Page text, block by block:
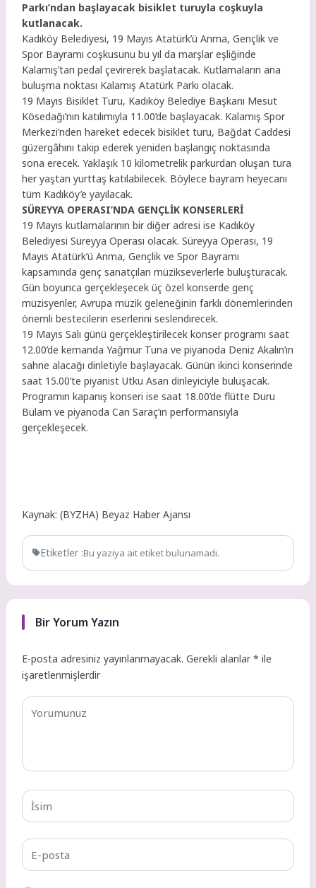
Parkı’ndan başlayacak bisiklet turuyla coşkuyla
kutlanacak.
Kadıköy Belediyesi, 19 Mayıs Atatürk’ü Anma, Gençlik ve
Spor Bayramı coşkusunu bu yıl da marşlar eşliğinde
Kalamış’tan pedal çevirerek başlatacak. Kutlamaların ana
buluşma noktası Kalamış Atatürk Parkı olacak.
19 Mayıs Bisiklet Turu, Kadıköy Belediye Başkanı Mesut
Kösedağı’nın katılımıyla 11.00’de başlayacak. Kalamış Spor
Merkezi’nden hareket edecek bisiklet turu, Bağdat Caddesi
güzergâhını takip ederek yeniden başlangıç noktasında
sona erecek. Yaklaşık 10 kilometrelik parkurdan oluşan tura
her yaştan yurttaş katılabilecek. Böylece bayram heyecanı
tüm Kadıköy’e yayılacak.
SÜREYYA OPERASI’NDA GENÇLİK KONSERLERİ
19 Mayıs kutlamalarının bir diğer adresi ise Kadıköy
Belediyesi Süreyya Operası olacak. Süreyya Operası, 19
Mayıs Atatürk’ü Anma, Gençlik ve Spor Bayramı
kapsamında genç sanatçıları müzikseverlerle buluşturacak.
Gün boyunca gerçekleşecek üç özel konserde genç
müzisyenler, Avrupa müzik geleneğinin farklı dönemlerinden
önemli bestecilerin eserlerini seslendirecek.
19 Mayıs Salı günü gerçekleştirilecek konser programı saat
12.00’de kemanda Yağmur Tuna ve piyanoda Deniz Akalın’ın
sahne alacağı dinletiyle başlayacak. Günün ikinci konserinde
saat 15.00’te piyanist Utku Asan dinleyiciyle buluşacak.
Programın kapanış konseri ise saat 18.00’de flütte Duru
Bulam ve piyanoda Can Saraç’ın performansıyla
gerçekleşecek.
Kaynak: (BYZHA) Beyaz Haber Ajansı
Etiketler :Bu yazıya ait etiket bulunamadı.
Bir Yorum Yazın
E-posta adresiniz yayınlanmayacak. Gerekli alanlar* ile
işaretlenmişlerdir